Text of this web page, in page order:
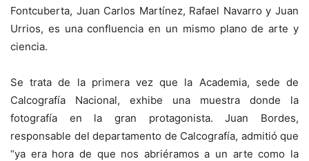
Fontcuberta, Juan Carlos Martínez, Rafael Navarro y Juan
Urrios, es una confluencia en un mismo plano de arte y
ciencia.
Se trata de la primera vez que la Academia, sede de
Calcografía Nacional, exhibe una muestra donde la
fotografía en la gran protagonista. Juan Bordes,
responsable del departamento de Calcografía, admitió que
“ya era hora de que nos abriéramos a un arte como la